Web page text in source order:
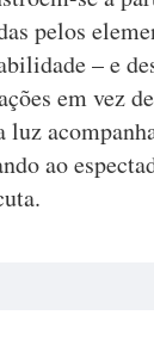
pelos
– e
em vez
luz
ao